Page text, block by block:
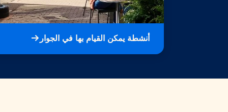
أنشطة يمكن القيام بها في الجوار